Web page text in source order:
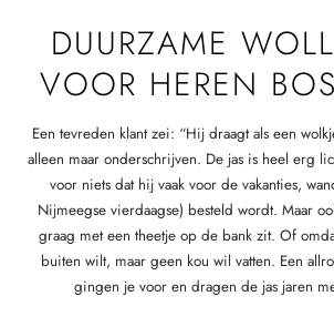
DUURZAME
VOOR HEREN
Een tevreden klant zei: “Hij draagt als een
alleen maar onderschrijven. De jas is heel erg
voor niets dat hij vaak voor de vakanties,
Nijmeegse vierdaagse) besteld wordt. Maar
graag met een theetje op de bank zit. Of
buiten wilt, maar geen kou wil vatten. Een
gingen je voor en dragen de jas jaren